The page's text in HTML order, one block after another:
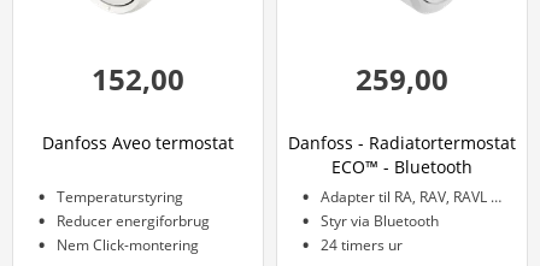
152,00
Danfoss Aveo termostat
Temperaturstyring
Reducer energiforbrug
Nem Click-montering
259,00
Danfoss - Radiatortermostat
ECO™ - Bluetooth
Adapter til RA, RAV, RAVL M30
Styr via Bluetooth
24 timers ur